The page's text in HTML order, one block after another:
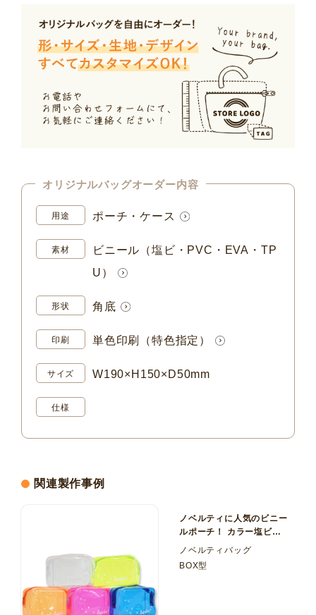
オリジナルバッグオーダー内容
用途 ポーチ・ケース
素材
ビニール（塩ビ・PVC・EVA・TP
U）
形状 角底
印刷 単色印刷（特色指定）
サイズ W190×H150×D50mm
仕様
関連製作事例
ノベルティに人気のビニー
ルポーチ！ カラー塩ビ
（PVC） BOX型ポーチ
ノベルティバッグ
BOX型